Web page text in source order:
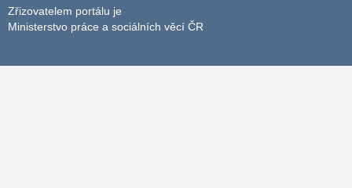
Zřizovatelem portálu je
Ministerstvo práce a sociálních věcí ČR